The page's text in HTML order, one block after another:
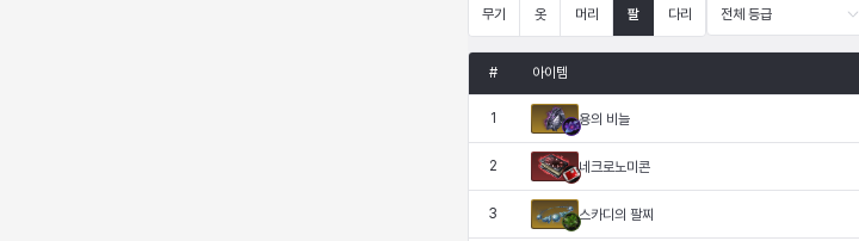
무기 옷 머리 팔 다리 전체 등급
# 아이템
1 용의 비늘
2 네크로노미콘
3 스카디의 팔찌